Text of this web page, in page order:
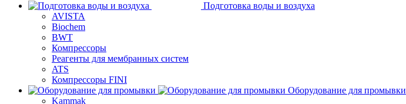
Подготовка воды и воздуха
AVISTA
Biochem
BWT
Компрессоры
Реагенты для мембранных систем
ATS
Компрессоры FINI
Оборудование для промывки
Kammak